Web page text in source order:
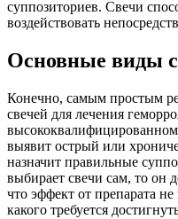
суппозиториев. Свечи
воздействовать
Основные виды
Конечно, самым простым
свечей для лечения
выявит острый или
назначит правильные
выбирает свечи сам, то он
что эффект от препарата
какого требуется